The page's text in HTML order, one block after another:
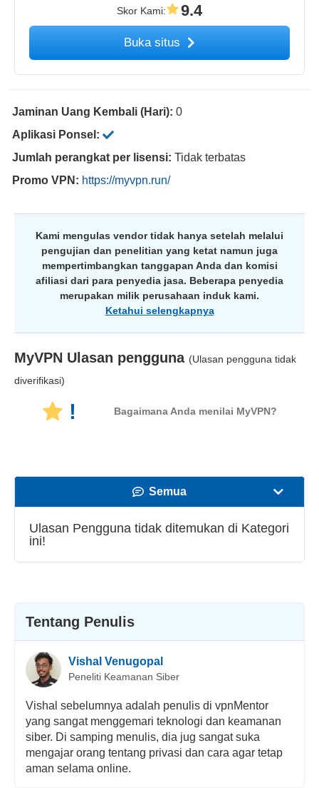
Skor Kami: 9.4
Buka situs
Jaminan Uang Kembali (Hari): 0
Aplikasi Ponsel:
Jumlah perangkat per lisensi: Tidak terbatas
Promo VPN: https://myvpn.run/
Kami mengulas vendor tidak hanya setelah melalui
pengujian dan penelitian yang ketat namun juga
mempertimbangkan tanggapan Anda dan komisi
afiliasi dari para penyedia jasa. Beberapa penyedia
merupakan milik perusahaan induk kami.
Ketahui selengkapnya
MyVPN Ulasan pengguna (Ulasan pengguna tidak
diverifikasi)
! Bagaimana Anda menilai MyVPN?
Semua
Kecepatan
Layanan pelanggan
Ulasan Pengguna tidak ditemukan di Kategori
ini!
Tentang Penulis
Vishal Venugopal
Peneliti Keamanan Siber
Vishal sebelumnya adalah penulis di vpnMentor
yang sangat menggemari teknologi dan keamanan
siber. Di samping menulis, dia jug sangat suka
mengajar orang tentang privasi dan cara agar tetap
aman selama online.